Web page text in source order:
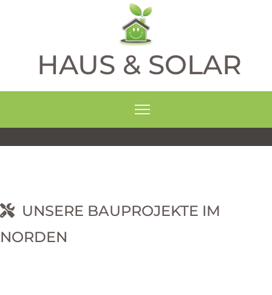
HAUS & SOLAR
UNSERE BAUPROJEKTE IM
NORDEN